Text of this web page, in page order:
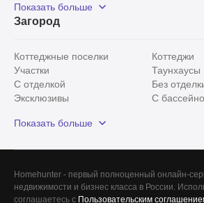
Рядом с парком
С панорамными окнами
Показать больше
Загород
Коттеджные поселки
Коттеджи
Участки
Таунхаусы
С отделкой
Без
Эксклюзивы
С
Красногорский район
Показать больше
Homehunter - первый полноценный онлайн-
недвижимости и бизнес класса в России.
соглашаетесь с Пользовательским
Сегодня